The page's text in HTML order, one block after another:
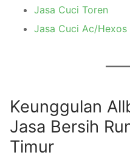
Jasa Cuci Toren
Jasa Cuci Ac/Hexos
Keunggulan
Jasa Bersih
Timur